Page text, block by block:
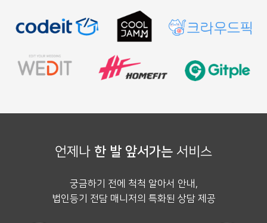
언제나 한 발 앞서가는 서비스
궁금하기 전에 척척 알아서 안내,
법인등기 전담 매니저의 특화된 상담 제공